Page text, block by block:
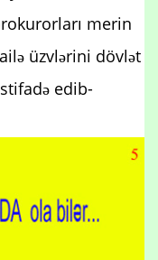
merin
üzvlərini dövlət
edib-